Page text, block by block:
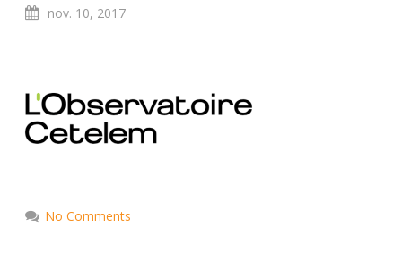
nov. 10, 2017
No Comments